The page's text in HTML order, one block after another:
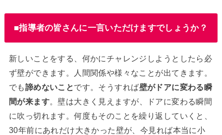
■指導者の皆さんに一言いただけますでしょうか？
新しいことをする、何かにチャレンジしようとしたら必
ず壁ができます。人間関係や様々なことが出てきます。
でも諦めないことです。そうすれば壁がドアに変わる瞬
間が来ます。壁は大きく見えますが、ドアに変わる瞬間
に吹っ切れます。何度もそのことを繰り返していくと、
30年前にあれだけ大きかった壁が、今見れば本当に小